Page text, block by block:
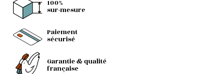
100%
sur-mesure
Paiement
sécurisé
Garantie & qualité
française